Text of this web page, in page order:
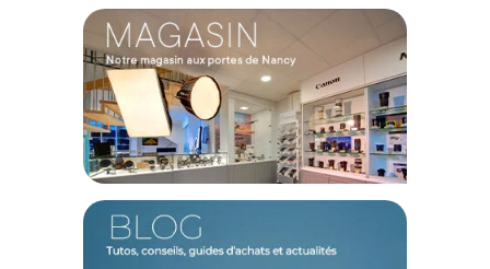
LightLeak 28 mm (The One) monture Canon RF :
TECHNIQUE
Monture : L
Focale : 28 mm
Ouverture : f/11
Taille de filtre : 58 mm
Distance de mise au point min. : 1 mètre
CONCEPTION
Matériau de la lentille : Polymère de qualité optique